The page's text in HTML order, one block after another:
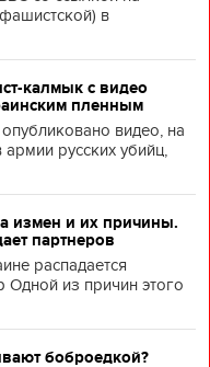
в
калмык с видео
пленным
видео, на
русских убийц,
измен и их причины.
партнеров
распадается
Одной из причин этого
боброедкой?